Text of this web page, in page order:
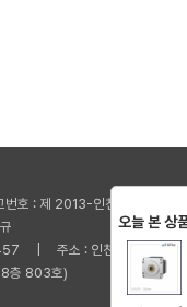
: 제 2013-인천부평-001
| 주소 : 인천광역시 부
8층 803호)
오늘 본 상